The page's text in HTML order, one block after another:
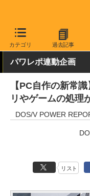
カテゴリ 過去記事
AKIBA PC Hotline! PCパ
パワレポ連動企画
【PC自作の新常
リやゲームの処理
DOS/V POWER
リスト